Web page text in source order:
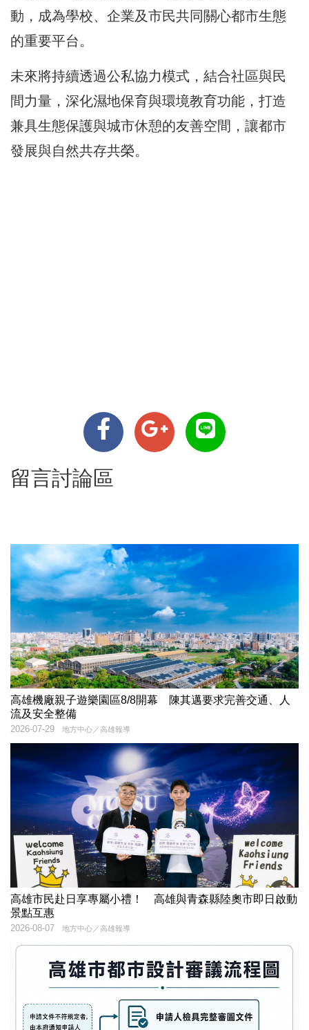
動，成為學校、企業及市民共同關心都市生態
的重要平台。
未來將持續透過公私協力模式，結合社區與民
間力量，深化濕地保育與環境教育功能，打造
兼具生態保護與城市休憩的友善空間，讓都市
發展與自然共存共榮。
留言討論區
高雄機廠親子遊樂園區8/8開幕 陳其邁要求完善交通、人
流及安全整備
地方中心／高雄報導
2026-07-29
高雄市民赴日享專屬小禮！ 高雄與青森縣陸奧市即日啟動
景點互惠
地方中心／高雄報導
2026-08-07